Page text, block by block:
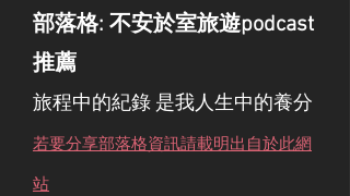
部落格: 不安於室旅遊podcast
推薦
旅程中的紀錄 是我人生中的養分
若要分享部落格資訊請載明出自於此網
站